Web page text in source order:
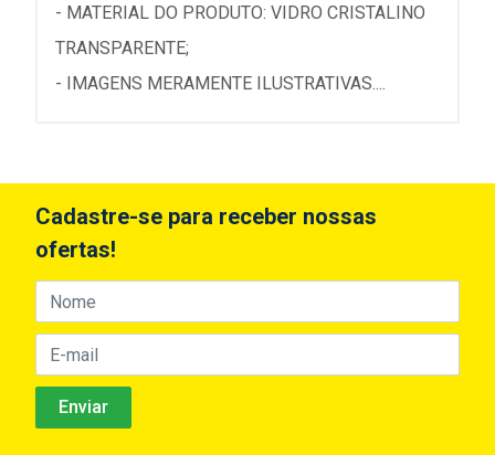
- MATERIAL DO PRODUTO: VIDRO CRISTALINO
TRANSPARENTE;
- IMAGENS MERAMENTE ILUSTRATIVAS....
Cadastre-se para receber nossas
ofertas!